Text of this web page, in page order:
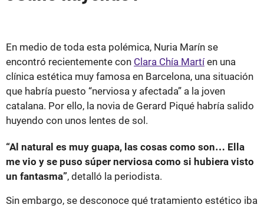
En medio de toda esta polémica, Nuria Marín se
encontró recientemente con Clara Chía Martíen una
clínica estética muy famosa en Barcelona, una situación
que habría puesto “nerviosa y afectada” a la joven
catalana. Por ello, la novia de Gerard Piqué habría salido
huyendo con unos lentes de sol.
“Al natural es muy guapa, las cosas como son… Ella
me vio y se puso súper nerviosa como si hubiera visto
un fantasma”, detalló la periodista.
Sin embargo, se desconoce qué tratamiento estético iba